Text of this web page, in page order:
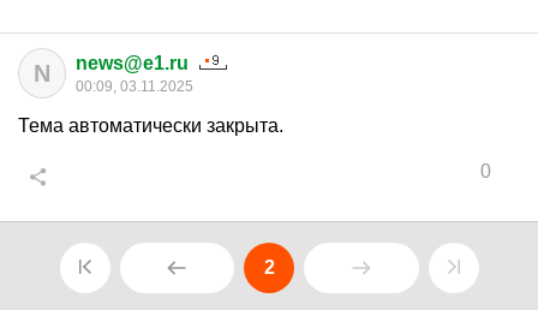
N news@e1.ru
00:09, 03.11.2025
Тема автоматически закрыта.
0
2